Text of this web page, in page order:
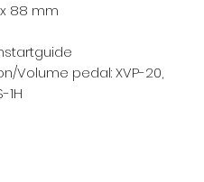
88 mm
Volume pedal: XVP-20,